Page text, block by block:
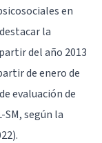
en
la
del año 2013
de enero de
evaluación de
según la